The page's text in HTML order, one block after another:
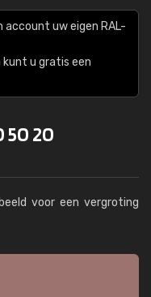
uw eigen RAL-
kunt u gratis een
50 20
voor een vergroting